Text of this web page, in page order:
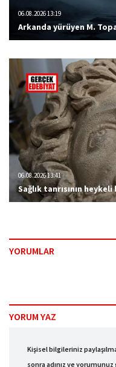
06.08.2026 13:19
Arkanda yürüyen M.
06.08.2026 13:41
Sağlık tanrısının
YORUMLAR
YORUM YAZ
Kişisel bilgileriniz
sonra adınız ve